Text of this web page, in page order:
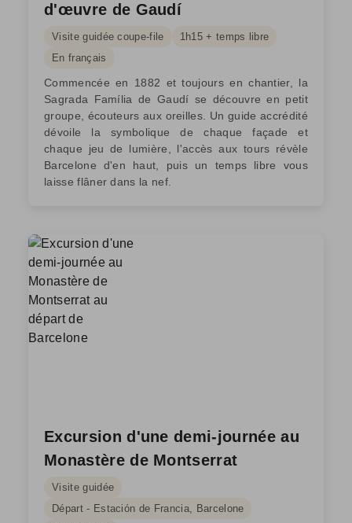
d'œuvre de Gaudí
Visite guidée coupe-file
1h15 + temps libre
En français
Commencée en 1882 et toujours en chantier, la
Sagrada Família de Gaudí se découvre en petit
groupe, écouteurs aux oreilles. Un guide accrédité
dévoile la symbolique de chaque façade et
chaque jeu de lumière, l'accès aux tours révèle
Barcelone d'en haut, puis un temps libre vous
laisse flâner dans la nef.
Excursion d'une demi-journée au
Monastère de Montserrat
Visite guidée
Départ - Estación de Francia, Barcelone